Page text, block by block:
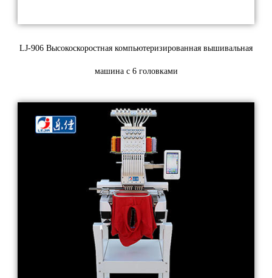
LJ-906 Высокоскоростная компьютеризированная вышивальная
машина с 6 головками